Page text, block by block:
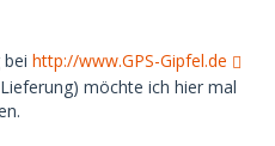
http://www.GPS-Gipfel.de
möchte ich hier mal